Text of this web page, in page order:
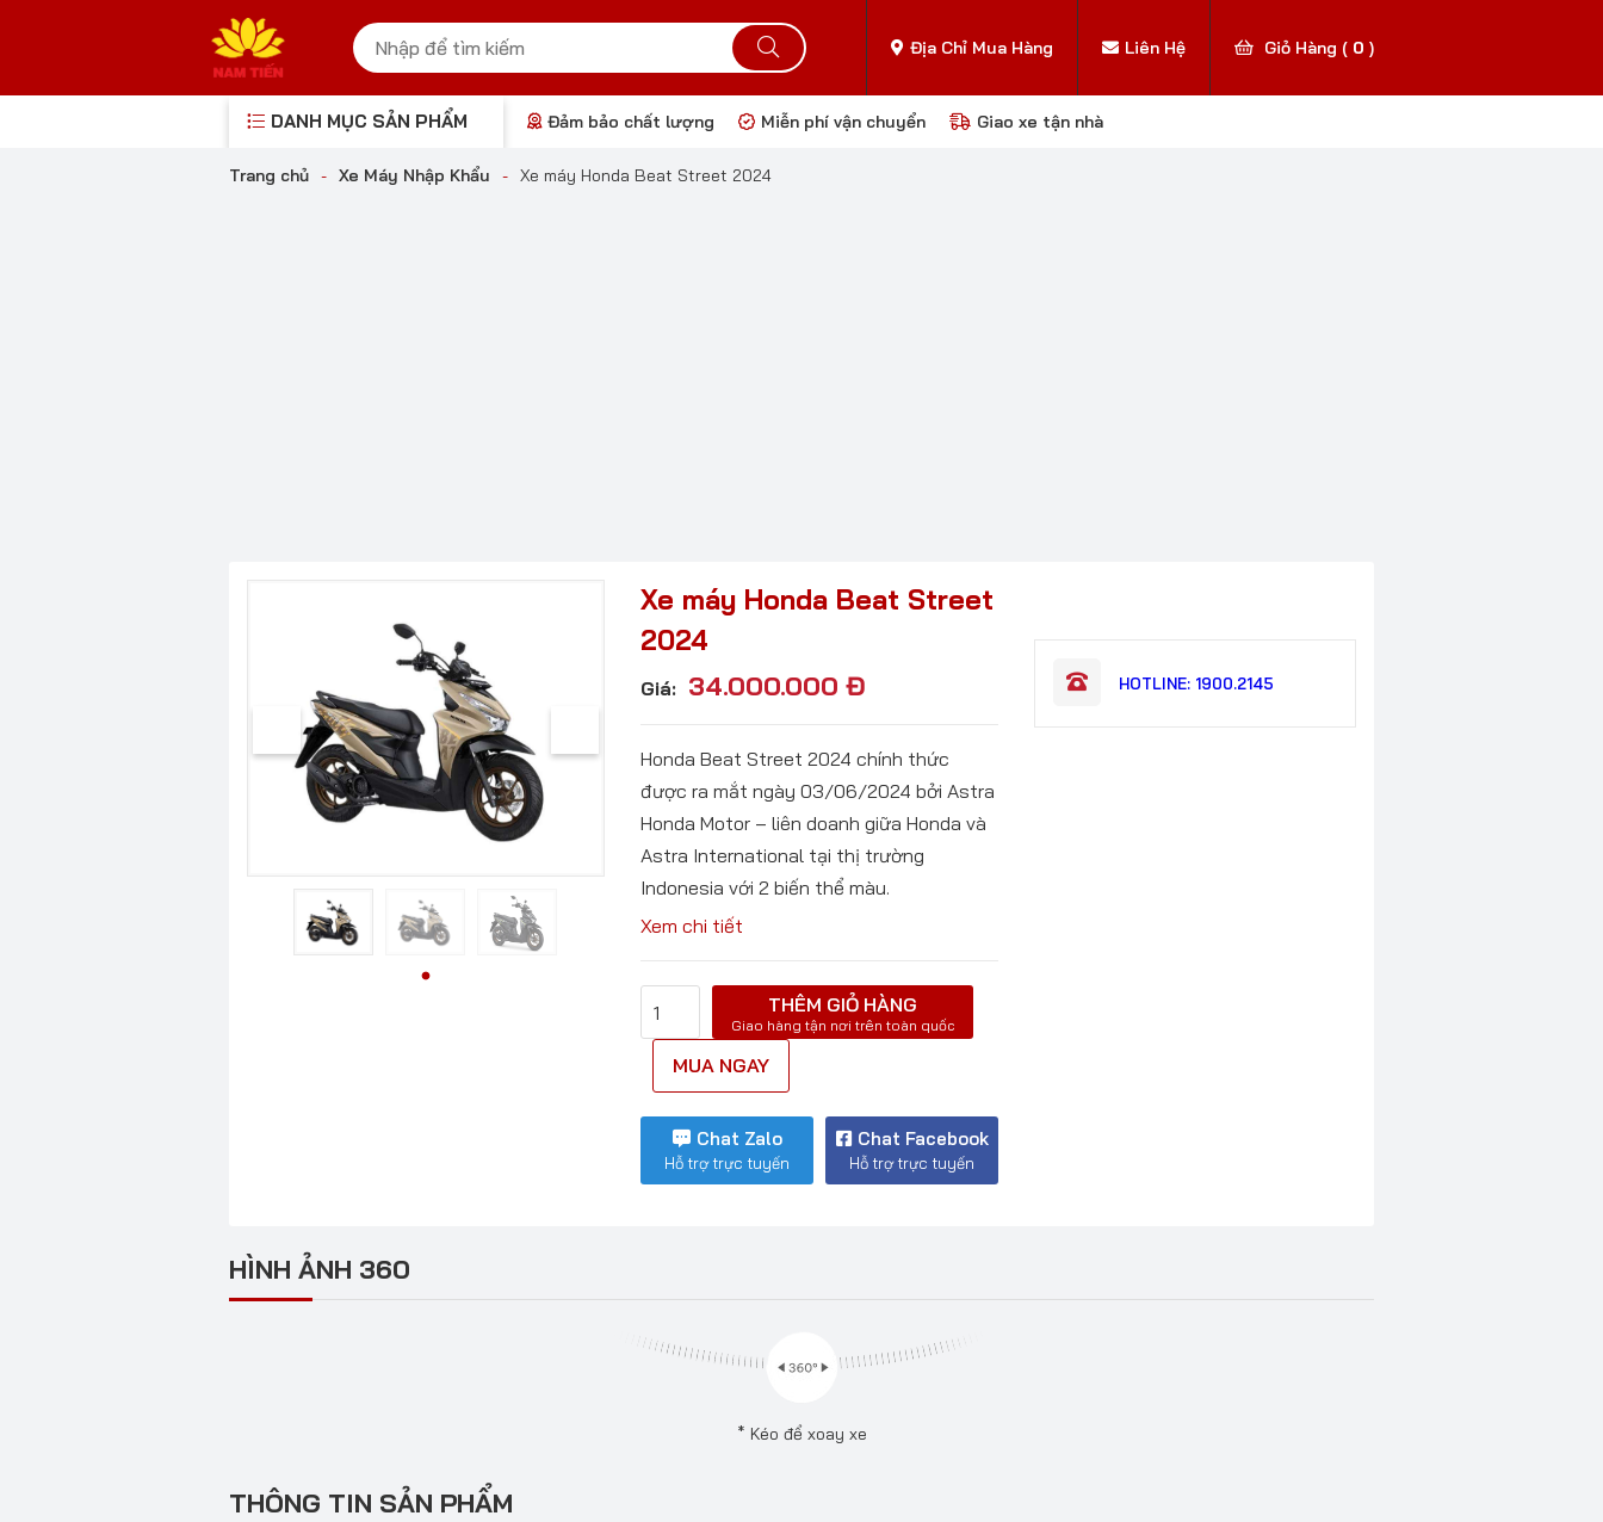
Địa Chỉ Mua Hàng Liên Hệ Giỏ Hàng ( 0 )
DANH MỤC SẢN PHẨM Đảm bảo chất lượng Miễn phí vận chuyển Giao xe tận nhà
Trang chủ - Xe Máy Nhập Khẩu - Xe máy Honda Beat Street 2024
Xe máy Honda Beat Street
2024
Giá: 34.000.000 Đ
Honda Beat Street 2024 chính thức
được ra mắt ngày 03/06/2024 bởi Astra
Honda Motor – liên doanh giữa Honda và
Astra International tại thị trường
Indonesia với 2 biến thể màu.
Xem chi tiết
THÊM GIỎ HÀNG
Giao hàng tận nơi trên toàn quốc
MUA NGAY
Chat Zalo
Hỗ trợ trực tuyến
Chat Facebook
Hỗ trợ trực tuyến
HOTLINE: 1900.2145
HÌNH ẢNH 360
* Kéo để xoay xe
THÔNG TIN SẢN PHẨM